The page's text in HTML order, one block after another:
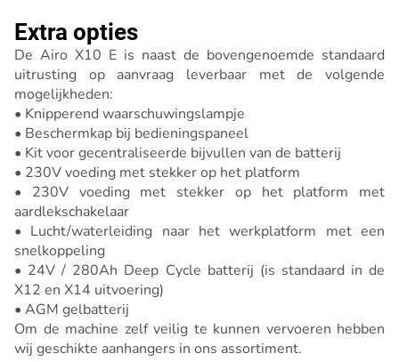
Extra opties
De Airo X10 E is naast de bovengenoemde standaard
uitrusting op aanvraag leverbaar met de volgende
mogelijkheden:
• Knipperend waarschuwingslampje
• Beschermkap bij bedieningspaneel
• Kit voor gecentraliseerde bijvullen van de batterij
• 230V voeding met stekker op het platform
• 230V voeding met stekker op het platform met
aardlekschakelaar
• Lucht/waterleiding naar het werkplatform met een
snelkoppeling
• 24V / 280Ah Deep Cycle batterij (is standaard in de
X12 en X14 uitvoering)
• AGM gelbatterij
Om de machine zelf veilig te kunnen vervoeren hebben
wij geschikte aanhangers in ons assortiment.